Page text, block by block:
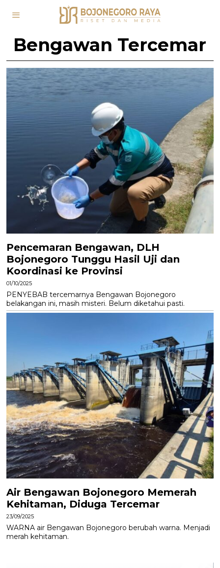
Bengawan Tercemar
Pencemaran Bengawan, DLH
Bojonegoro Tunggu Hasil Uji dan
Koordinasi ke Provinsi
01/10/2025
PENYEBAB tercemarnya Bengawan Bojonegoro
belakangan ini, masih misteri. Belum diketahui pasti.
Air Bengawan Bojonegoro Memerah
Kehitaman, Diduga Tercemar
23/09/2025
WARNA air Bengawan Bojonegoro berubah warna. Menjadi
merah kehitaman.